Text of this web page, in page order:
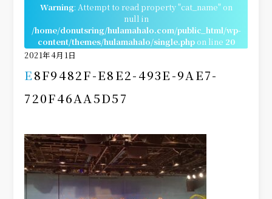
Warning: Attempt to read property "cat_name" on
null in
/home/donutsring/hulamahalo.com/public_html/wp-
content/themes/hulamahalo/single.php on line 20
2021年4月1日
E8F9482F-E8E2-493E-9AE7-
720F46AA5D57